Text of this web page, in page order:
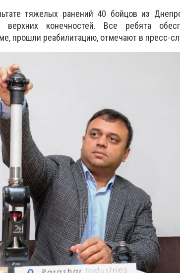
тяжелых ранений 40 бойцов из
конечностей. Все ребята
прошли реабилитацию, отмечают в пресс-